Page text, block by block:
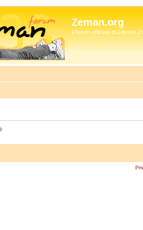
Zeman.org
Il forum ufficiale di Zdenek